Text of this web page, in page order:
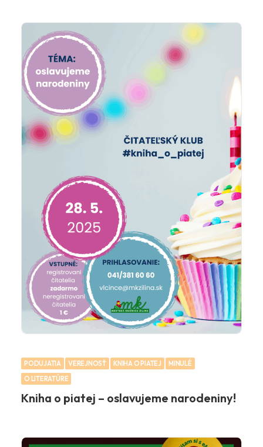
PODUJATIA VEREJNOSŤ KNIHA O PIATEJ
MINULÉ
O LITERATÚRE
Kniha o piatej – oslavujeme narodeniny!